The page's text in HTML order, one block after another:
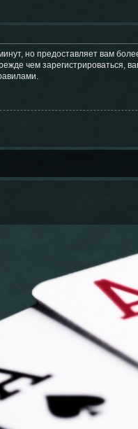
но предоставляет вам
чем зарегистрироваться,